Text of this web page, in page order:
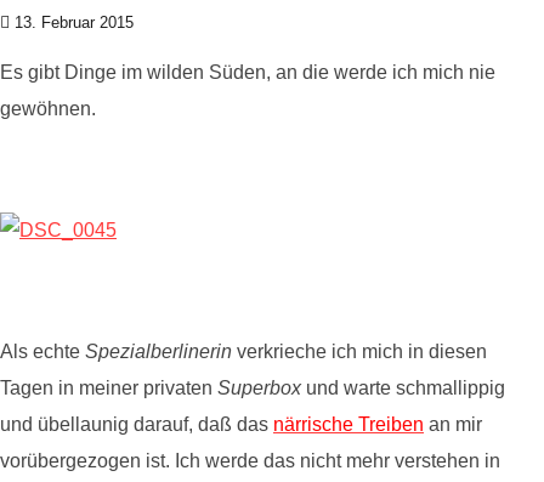
13. Februar 2015
Es gibt Dinge im wilden Süden, an die werde ich mich nie
gewöhnen.
Als echte Spezialberlinerin verkrieche ich mich in diesen
Tagen in meiner privaten Superboxund warte schmallippig
und übellaunig darauf, daß das närrische Treiben an mir
vorübergezogen ist. Ich werde das nicht mehr verstehen in